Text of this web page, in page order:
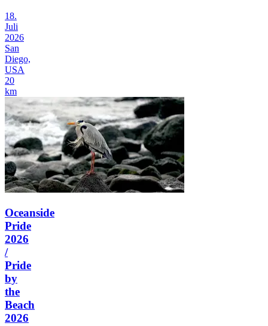
18.
Juli
2026
San
Diego,
USA
20
km
Oceanside
Pride
2026
/
Pride
by
the
Beach
2026